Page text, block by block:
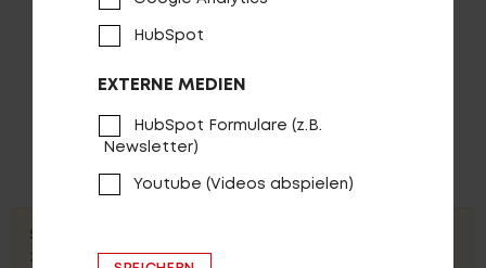
Jetzt für unseren kostenlosen
Sie müssen der Nutzung von Hubspot Formularen
zustimmen um sich für unseren Newsletter
HubSpot
EXTERNE MEDIEN
HubSpot Formulare (z.B.
Newsletter)
Youtube (Videos abspielen)